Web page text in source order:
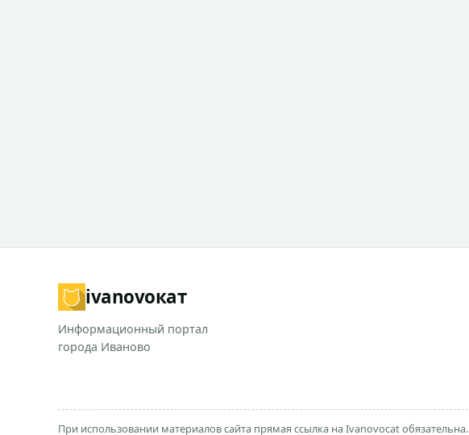
ivanovoкат
Информационный портал
города Иваново
При использовании материалов сайта прямая ссылка на Ivanovocat обязательна.